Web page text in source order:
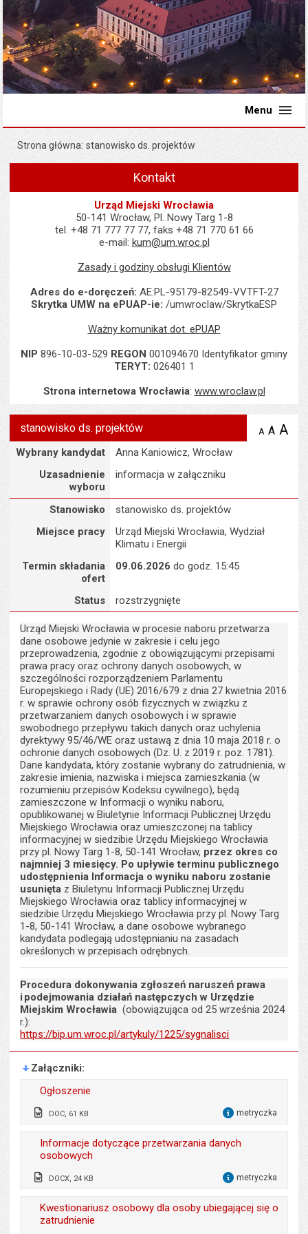
Menu
Strona główna stanowisko ds. projektów
Kontakt
Urząd Miejski Wrocławia
50-141 Wrocław, Pl. Nowy Targ 1-8
tel. +48 71 777 77 77, faks +48 71 770 61 66
e-mail: kum@um.wroc.pl
Zasady i godziny obsługi Klientów
Adres do e-doręczeń: AE:PL-95179-82549-VVTFT-27
Skrytka UMW na ePUAP-ie: /umwroclaw/SkrytkaESP
Ważny komunikat dot. ePUAP
NIP 896-10-03-529 REGON 001094670 Identyfikator gminy
TERYT: 026401 1
Strona internetowa Wrocławia: www.wroclaw.pl
stanowisko ds. projektów A zmniejsz
A A
Uzasadnienie wyboru
Wybrany kandydat
Anna Kaniowicz, Wrocław
Uzasadnienie
wyboru
informacja w załączniku
SzczegółyStanowisko
stanowisko ds. projektów
Miejsce pracy
Urząd Miejski Wrocławia, Wydział
Klimatu i Energii
Termin składania
ofert
09.06.2026 do godz. 15:45
Status rozstrzygnięte
Urząd Miejski Wrocławia w procesie naboru przetwarza
dane osobowe jedynie w zakresie i celu jego
przeprowadzenia, zgodnie z obowiązującymi przepisami
prawa pracy oraz ochrony danych osobowych, w
szczególności rozporządzeniem Parlamentu
Europejskiego i Rady (UE) 2016/679 z dnia 27 kwietnia 2016
r. w sprawie ochrony osób fizycznych w związku z
przetwarzaniem danych osobowych i w sprawie
swobodnego przepływu takich danych oraz uchylenia
dyrektywy 95/46/WE oraz ustawą z dnia 10 maja 2018 r. o
ochronie danych osobowych (Dz. U. z 2019 r. poz. 1781).
Dane kandydata, który zostanie wybrany do zatrudnienia, w
zakresie imienia, nazwiska i miejsca zamieszkania (w
rozumieniu przepisów Kodeksu cywilnego), będą
zamieszczone w Informacji o wyniku naboru,
opublikowanej w Biuletynie Informacji Publicznej Urzędu
Miejskiego Wrocławia oraz umieszczonej na tablicy
informacyjnej w siedzibie Urzędu Miejskiego Wrocławia
przy pl. Nowy Targ 1-8, 50-141 Wrocław, przez okres co
najmniej 3 miesięcy. Po upływie terminu publicznego
udostępnienia Informacja o wyniku naboru zostanie
usunięta z Biuletynu Informacji Publicznej Urzędu
Miejskiego Wrocławia oraz tablicy informacyjnej w
siedzibie Urzędu Miejskiego Wrocławia przy pl. Nowy Targ
1-8, 50-141 Wrocław, a dane osobowe wybranego
kandydata podlegają udostępnianiu na zasadach
określonych w przepisach odrębnych.
Procedura dokonywania zgłoszeń naruszeń prawa
i podejmowania działań następczych w Urzędzie
Miejskim Wrocławia(obowiązująca od 25 września 2024
r.):
https://bip.um.wroc.pl/artykuly/1225/sygnalisci
Załączniki
Ogłoszenie
DOC, 61 KB metryczka
Odpowiedzialny za treść:
Małgorzata Brykarz,
Marta Kalicińska
Data wytworzenia:
Data opublikowania:
29.05.2026 14:46
Informacje dotyczące przetwarzania danych
osobowych
DOCX, 24 KB metryczka
Odpowiedzialny za treść:
Marta Kalicińska
Data wytworzenia:
Kwestionariusz osobowy dla osoby ubiegającej się o
zatrudnienie